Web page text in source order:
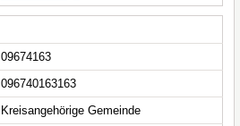
09674163
096740163163
Kreisangehörige Gemeinde